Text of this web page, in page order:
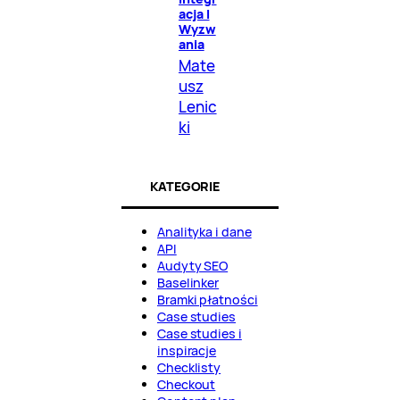
acja I
Wyzw
ania
Mate
usz
Lenic
ki
KATEGORIE
Analityka i dane
API
Audyty SEO
Baselinker
Bramki płatności
Case studies
Case studies i
inspiracje
Checklisty
Checkout